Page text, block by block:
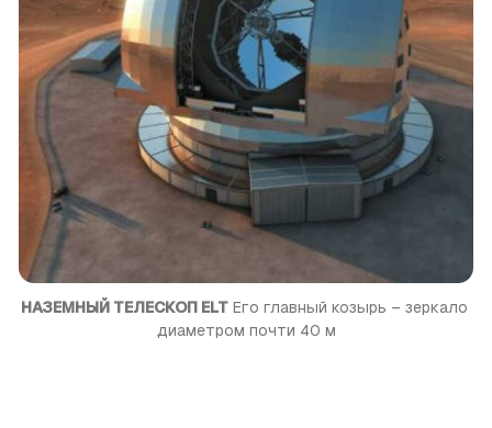
НАЗЕМНЫЙ ТЕЛЕСКОП ELT Его главный козырь – зеркало
диаметром почти 40 м